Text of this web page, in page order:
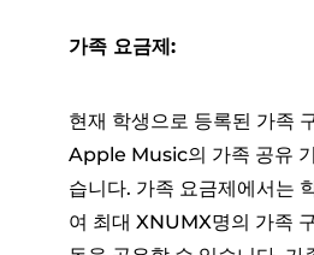
가족 요금제:
현재 학생으로 등록된 가족
Apple Music의 가족 공유
습니다. 가족 요금제에서는
여 최대 XNUMX명의 가족